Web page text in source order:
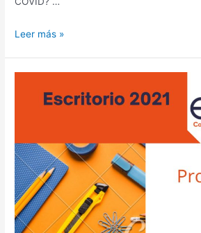
Escritorio
Leer más »